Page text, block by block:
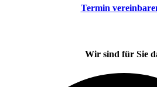
Termin
Wir sind für Sie